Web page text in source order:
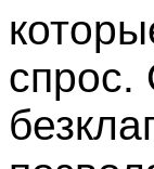
спрос.